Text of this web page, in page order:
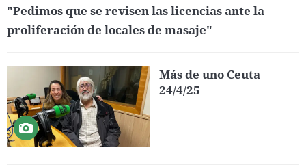
"Pedimos que se revisen las licencias ante la
proliferación de locales de masaje"
Más de uno Ceuta
24/4/25